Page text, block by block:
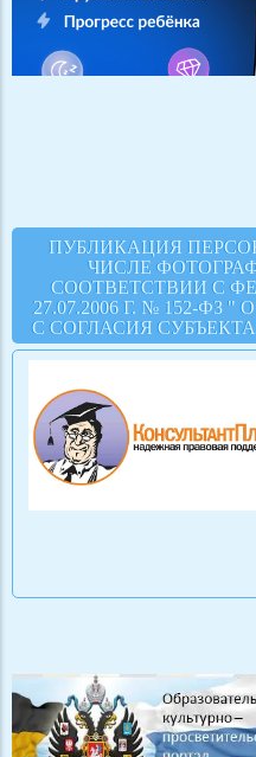
ПУБЛИКАЦИЯ
ЧИСЛЕ
СООТВЕТСТВИИ С
27.07.2006 Г. № 152-
С СОГЛАСИЯ